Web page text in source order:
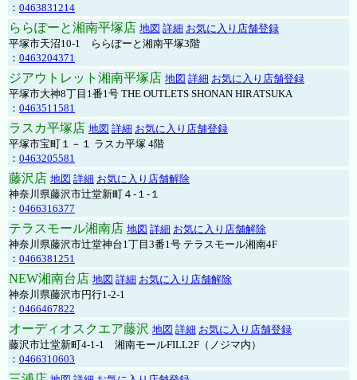
： 0463831214
ららぽーと湘南平塚店 地図 詳細 お気に入り店舗登録
平塚市天沼10-1 ららぽーと湘南平塚3階
： 0463204371
ジアウトレット湘南平塚店 地図 詳細 お気に入り店舗登録
平塚市大神8丁目1番1号 THE OUTLETS SHONAN HIRATSUKA
： 0463511581
ラスカ平塚店 地図 詳細 お気に入り店舗登録
平塚市宝町１－１ ラスカ平塚 4階
： 0463205581
藤沢店 地図 詳細 お気に入り店舗解除
神奈川県藤沢市辻堂新町４-１-１
： 0466316377
テラスモール湘南店 地図 詳細 お気に入り店舗解除
神奈川県藤沢市辻堂神台1丁目3番1号 テラスモール湘南4F
： 0466381251
NEW湘南台店 地図 詳細 お気に入り店舗解除
神奈川県藤沢市円行1-2-1
： 0466467822
オーディオスクエア藤沢 地図 詳細 お気に入り店舗登録
藤沢市辻堂新町4-1-1 湘南モールFILL2F（ノジマ内）
： 0466310603